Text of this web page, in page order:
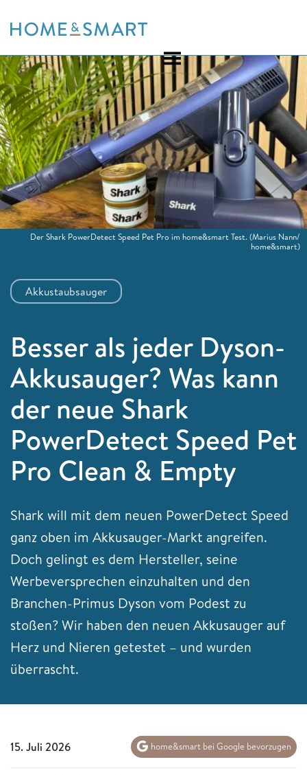
to
Akkustaubsauger
Besser als jeder Dyson-
Akkusauger? Was kann
der neue Shark
PowerDetect Speed Pet
Pro Clean & Empty
Shark will mit dem neuen PowerDetect Speed
ganz oben im Akkusauger-Markt angreifen.
Doch gelingt es dem Hersteller, seine
Werbeversprechen einzuhalten und den
Branchen-Primus Dyson vom Podest zu
stoßen? Wir haben den neuen Akkusauger auf
Herz und Nieren getestet – und wurden
überrascht.
Der Shark PowerDetect Speed Pet Pro im home&smart Test.(Marius Nann/
home&smart)
15. Juli 2026 home&smart bei Google bevorzugen